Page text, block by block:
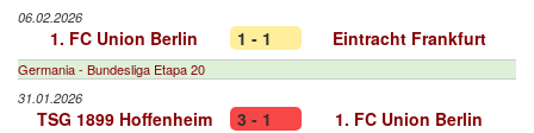
06.02.2026
1. FC Union Berlin 1 - 1 Eintracht Frankfurt
Germania - Bundesliga Etapa 20
31.01.2026
TSG 1899 Hoffenheim 3 - 1 1. FC Union Berlin